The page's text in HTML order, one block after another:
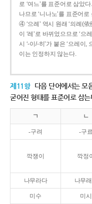
로 ‘여느’를 표준어로 삼았
나므로 ‘니나노’를 표준어로
④ ‘으례’ 역시 원래 ‘의례(依
이 ‘레’로 바뀌었으므로 ‘으
시 ‘-이/-히’가 붙은 ‘으레이
이는 인정하지 않는다.
제11항 다음 단어에서는 모
굳어진 형태를 표준어로 삼
ㄱ ㄴ
-구려 -구료
깍쟁이 깍정이
나무라다 나무
미수 미시